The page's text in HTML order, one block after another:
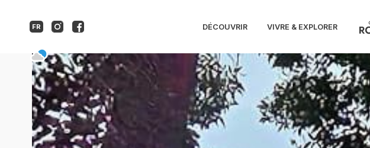
FR DÉCOUVRIR VIVRE & EXPLORER
Soirée Guinguette